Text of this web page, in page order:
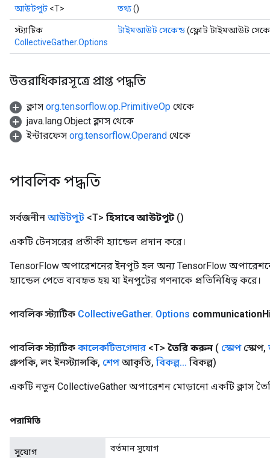
আউটপুট <T> তথ্য()
স্ট্যাটিক
CollectiveGather.Options
টাইমআউট সেকেন্ড(ফ্লোট টাইমআউট
উত্তরাধিকারসূত্রে প্রাপ্ত পদ্ধতি
ক্লাস org.tensorflow.op.PrimitiveOp থেকে
java.lang.Object ক্লাস থেকে
ইন্টারফেস org.tensorflow.Operand থেকে
পাবলিক পদ্ধতি
সর্বজনীন আউটপুট <T> হিসাবে আউটপুট ()
একটি টেনসরের প্রতীকী হ্যান্ডেল প্রদান করে।
TensorFlow অপারেশনের ইনপুট হল অন্য TensorFlow
হ্যান্ডেল পেতে ব্যবহৃত হয় যা ইনপুটের গণনাকে প্রতিনিধিত্ব করে।
পাবলিক স্ট্যাটিক CollectiveGather. Options communication
পাবলিক স্ট্যাটিক কালেকটিভগেদার <T> তৈরি করুন ( স্কোপস্কোপ,
গ্রুপকি, লং ইনস্ট্যান্সকি, শেপআকৃতি, বিকল্প... বিকল্প)
একটি নতুন CollectiveGather অপারেশন মোড়ানো একটি ক্লাস
পরামিতি
সুযোগ বর্তমান সুযোগ